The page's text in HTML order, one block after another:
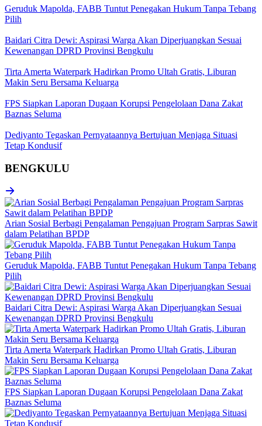
Geruduk Mapolda, FABB Tuntut Penegakan Hukum Tanpa Tebang
Pilih
Baidari Citra Dewi: Aspirasi Warga Akan Diperjuangkan Sesuai
Kewenangan DPRD Provinsi Bengkulu
Tirta Amerta Waterpark Hadirkan Promo Ultah Gratis, Liburan
Makin Seru Bersama Keluarga
FPS Siapkan Laporan Dugaan Korupsi Pengelolaan Dana Zakat
Baznas Seluma
Dediyanto Tegaskan Pernyataannya Bertujuan Menjaga Situasi
Tetap Kondusif
BENGKULU
Arian Sosial Berbagi Pengalaman Pengajuan Program Sarpras Sawit
dalam Pelatihan BPDP
Geruduk Mapolda, FABB Tuntut Penegakan Hukum Tanpa Tebang
Pilih
Baidari Citra Dewi: Aspirasi Warga Akan Diperjuangkan Sesuai
Kewenangan DPRD Provinsi Bengkulu
Tirta Amerta Waterpark Hadirkan Promo Ultah Gratis, Liburan
Makin Seru Bersama Keluarga
FPS Siapkan Laporan Dugaan Korupsi Pengelolaan Dana Zakat
Baznas Seluma